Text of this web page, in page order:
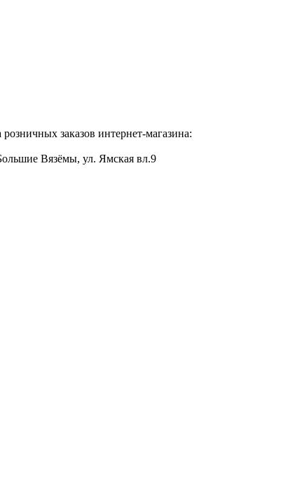
заказов интернет-магазина:
Вязёмы, ул. Ямская вл.9